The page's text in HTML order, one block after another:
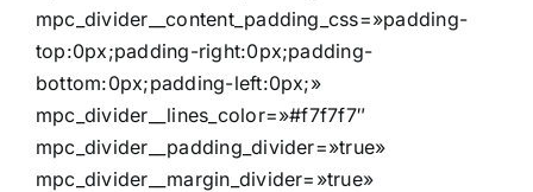
mpc_divider__content_padding_css=»padding-
top:0px;padding-right:0px;padding-
bottom:0px;padding-left:0px;»
mpc_divider__lines_color=»#f7f7f7″
mpc_divider__padding_divider=»true»
mpc_divider__margin_divider=»true»